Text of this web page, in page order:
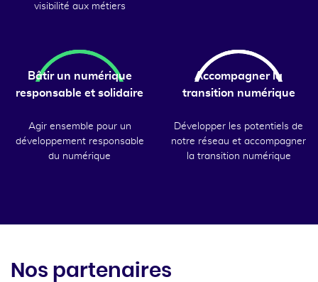
visibilité aux métiers
Bâtir un numérique
responsable et solidaire
Agir ensemble pour un
développement responsable
du numérique
Accompagner la
transition numérique
Développer les potentiels de
notre réseau et accompagner
la transition numérique
Nos partenaires